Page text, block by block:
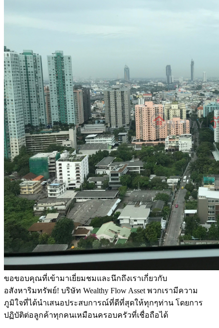
ขอขอบคุณที่เข้ามาเยี่ยมชมและนึกถึงเราเกี่ยวกับ
อสังหาริมทรัพย์! บริษัท Wealthy Flow Asset พวกเรามีความ
ภูมิใจที่ได้นำเสนอประสบการณ์ที่ดีที่สุดให้ทุกๆท่าน โดยการ
ปฏิบัติต่อลูกค้าทุกคนเหมือนครอบครัวที่เชื่อถือได้